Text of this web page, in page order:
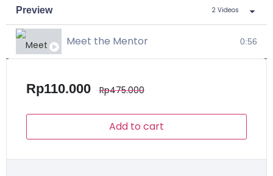
Preview 2 Videos
Meet the Mentor 0:56
Rp110.000 Rp475.000
Add to cart